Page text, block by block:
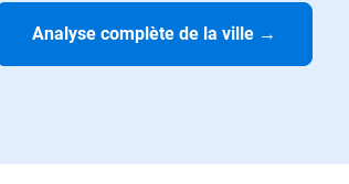
Analyse complète de la ville →